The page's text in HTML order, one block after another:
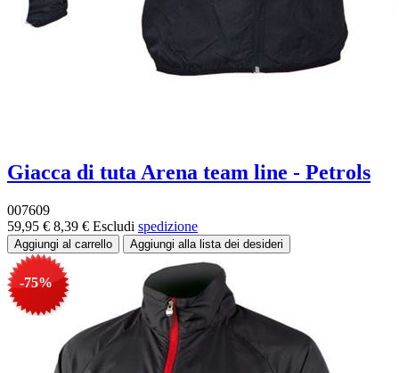
Giacca di tuta Arena team line - Petrols
007609
59,95 € 8,39 € Escludi spedizione
-75%